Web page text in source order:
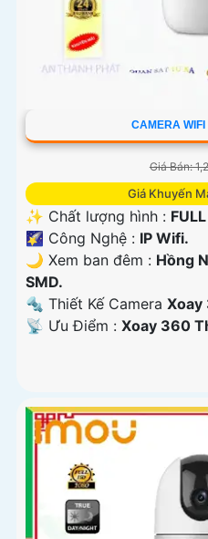
CAMERA
Giá Bán:
Giá Khuyến
✨ Chất lượng hình :
🌠 Công Nghệ : IP Wifi.
🌙 Xem ban đêm : Hồng
SMD.
🔩 Thiết Kế Camera Xoay
️📡 Ưu Điểm : Xoay 360